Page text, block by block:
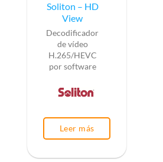
Soliton – HD
View
Decodificador
de vídeo
H.265/HEVC
por software
Leer más